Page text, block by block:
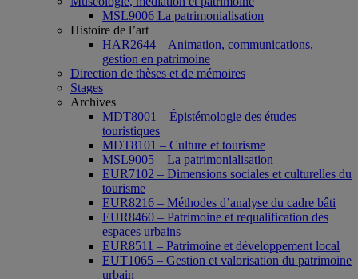
MSL9006 La patrimonialisation
Histoire de l’art
HAR2644 – Animation, communications,
gestion en patrimoine
Direction de thèses et de mémoires
Stages
Archives
MDT8001 – Épistémologie des études
touristiques
MDT8101 – Culture et tourisme
MSL9005 – La patrimonialisation
EUR7102 – Dimensions sociales et culturelles du
tourisme
EUR8216 – Méthodes d’analyse du cadre bâti
EUR8460 – Patrimoine et requalification des
espaces urbains
EUR8511 – Patrimoine et développement local
EUT1065 – Gestion et valorisation du patrimoine
urbain